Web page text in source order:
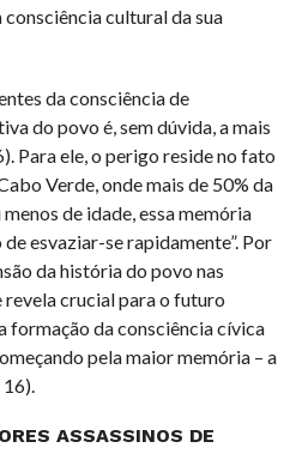
cultural da sua
da consciência de
do povo é, sem dúvida, a mais
Para ele, o perigo reside no fato
Verde, onde mais de 50% da
de idade, essa memória
esvaziar-se rapidamente”. Por
da história do povo nas
revela crucial para o futuro
formação da consciência cívica
pela maior memória – a
16).
ASSASSINOS DE